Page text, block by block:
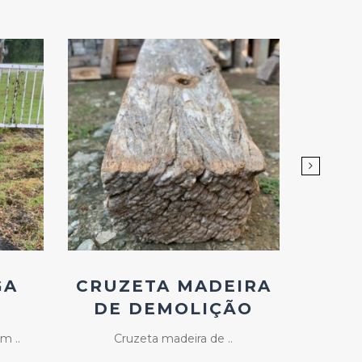
..
Add
ao
Favoritos
CRUZETA MADEIRA
DE DEMOLIÇÃO
Cruzeta madeira de ..